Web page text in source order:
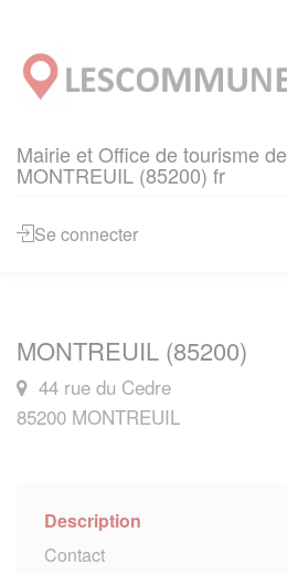
Mairie et Office de tourisme de
MONTREUIL (85200) fr
Se connecter
MONTREUIL (85200)
44 rue du Cedre
85200 MONTREUIL
Description
Contact